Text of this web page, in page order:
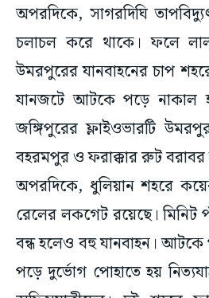
অপরদিকে, সাগরদিঘি
চলাচল করে থাকে। ফলে
উমরপুরের যানবাহনের চাপ
যানজটে আটকে পড়ে নাকাল
জঙ্গিপুরের ফ্লাইওভারটি
বহরমপুর ও ফরাক্কার রুট বরাবর
অপরদিকে, ধুলিয়ান শহরে
রেলের লকগেট রয়েছে।
বন্ধ হলেও বহু যানবাহন।
পড়ে দুর্ভোগ পোহাতে হয়